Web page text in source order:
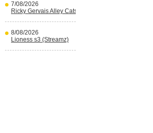
7/08/2026
Ricky Gervais Alley Cats (Netflix)
8/08/2026
Lioness s3 (Streamz)